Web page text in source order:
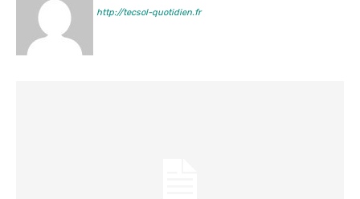
http://tecsol-quotidien.fr